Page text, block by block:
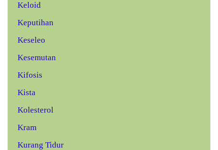
Keloid
Keputihan
Keseleo
Kesemutan
Kifosis
Kista
Kolesterol
Kram
Kurang Tidur